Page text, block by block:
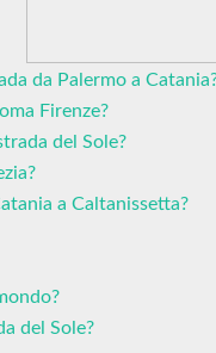
da Palermo a
Firenze?
del Sole?
a Caltanissetta?
del Sole?